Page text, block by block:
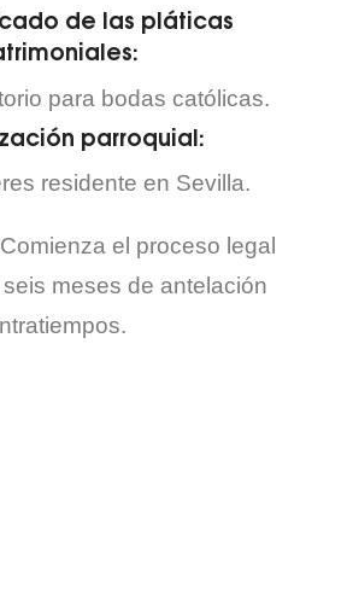
de las pláticas
para bodas católicas.
parroquial:
residente en Sevilla.
el proceso legal
meses de antelación